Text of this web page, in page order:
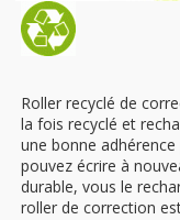
Roller recyclé de
la fois recyclé et
une bonne
pouvez écrire à
durable, vous le
roller de correction